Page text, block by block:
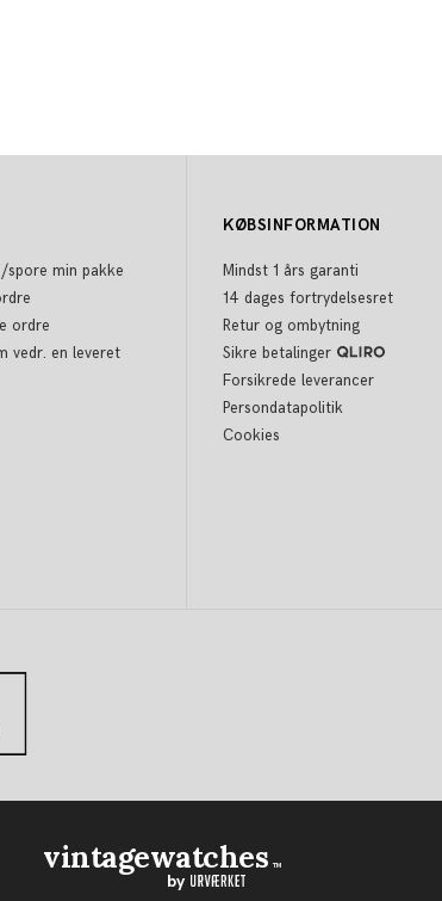
spore min pakke
ordre
vedr. en leveret
KØBSINFORMATION
Mindst 1 års garanti
14 dages fortrydelsesret
Retur og ombytning
Sikre betalinger
Forsikrede leverancer
Persondatapolitik
Cookies
vintagewatches TM
by